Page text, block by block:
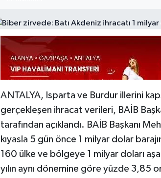
ANTALYA, Isparta ve Burdur illerini
gerçekleşen ihracat verileri, BAİB
tarafından açıklandı. BAİB Başkanı
kıyasla 5 gün önce 1 milyar dolar
160 ülke ve bölgeye 1 milyar doları
yılın aynı dönemine göre yüzde 3,85